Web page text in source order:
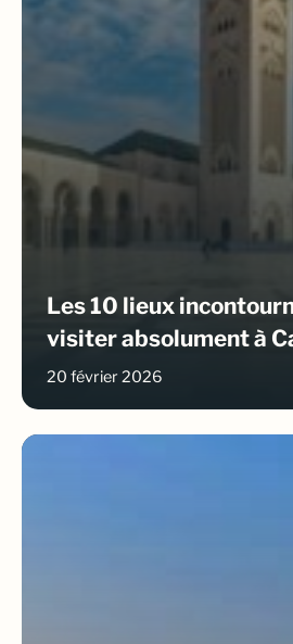
Les 10 lieux
visiter absolument à
20 février 2026